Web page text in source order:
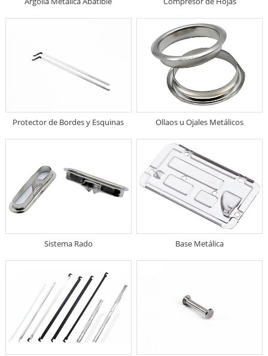
Protector de Bordes y Esquinas Ollaos u Ojales Metálicos
Sistema Rado Base Metálica